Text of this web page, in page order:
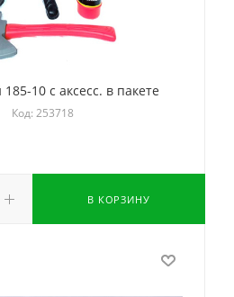
10 с аксесс. в пакете
Код: 253718
В КОРЗИНУ